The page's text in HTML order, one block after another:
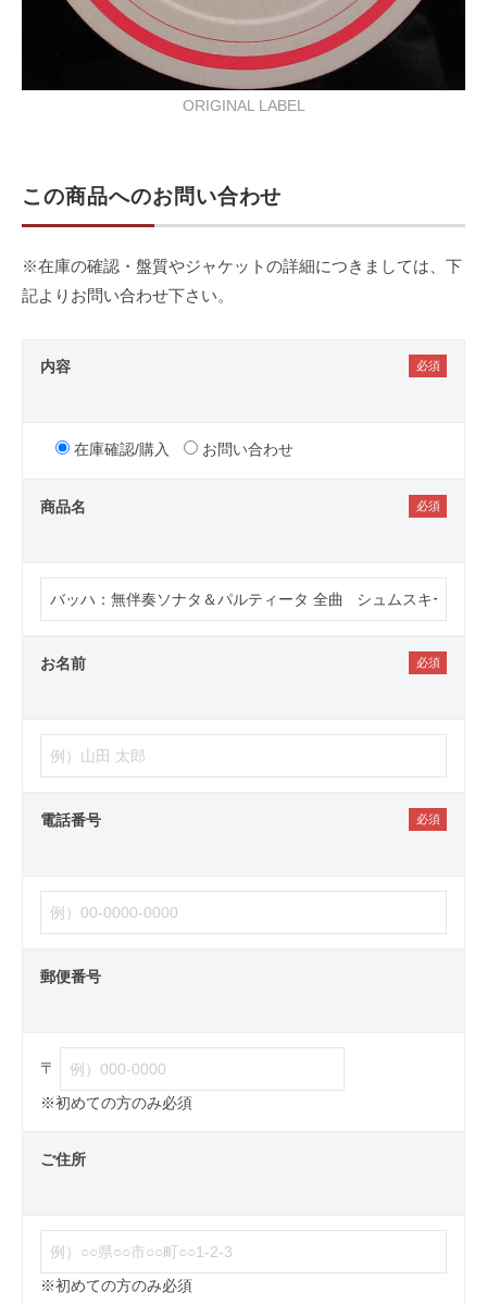
ORIGINAL LABEL
この商品へのお問い合わせ
※在庫の確認・盤質やジャケットの詳細につきましては、下
記よりお問い合わせ下さい。
内容
在庫確認/購入 お問い合わせ
商品名
お名前
電話番号
郵便番号
〒
※初めての方のみ必須
ご住所
※初めての方のみ必須